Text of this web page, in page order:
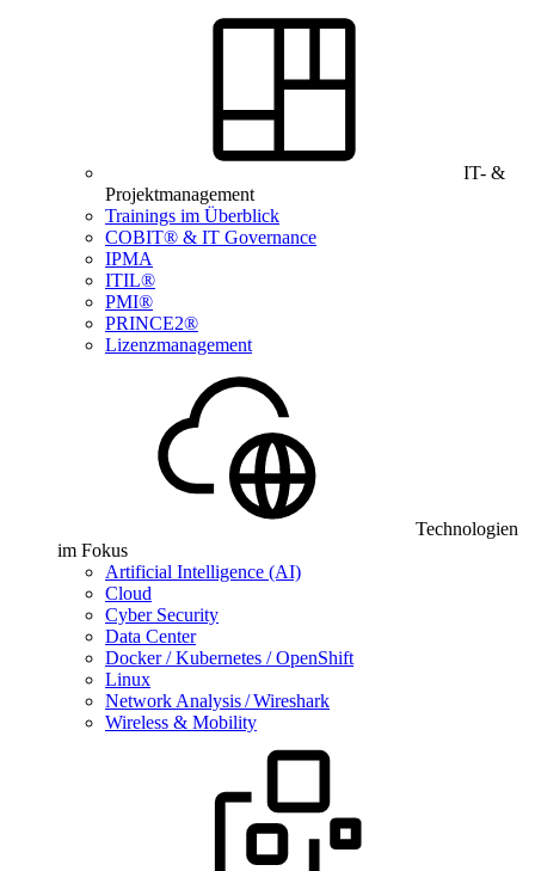
IT- &
Projektmanagement
Trainings im Überblick
COBIT® & IT Governance
IPMA
ITIL®
PMI®
PRINCE2®
Lizenzmanagement
Technologien
im Fokus
Artificial Intelligence (AI)
Cloud
Cyber Security
Data Center
Docker / Kubernetes / OpenShift
Linux
Network Analysis / Wireshark
Wireless & Mobility